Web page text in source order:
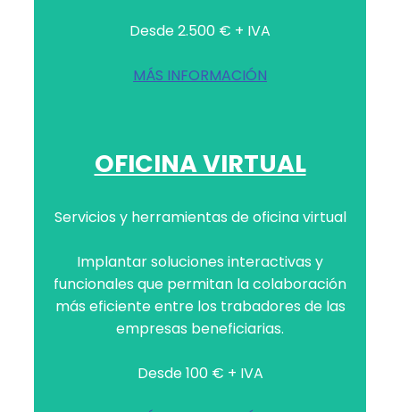
Desde 2.500 € + IVA
MÁS INFORMACIÓN
OFICINA VIRTUAL
Servicios y herramientas de oficina virtual
Implantar soluciones interactivas y
funcionales que permitan la colaboración
más eficiente entre los trabadores de las
empresas beneficiarias.
Desde 100 € + IVA